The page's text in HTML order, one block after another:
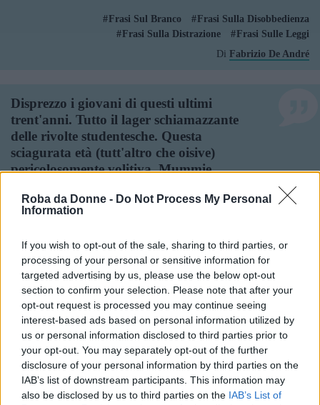
Roba da Donne - Do Not Process My Personal
Information
If you wish to opt-out of the sale, sharing to third parties, or
processing of your personal or sensitive information for
targeted advertising by us, please use the below opt-out
section to confirm your selection. Please note that after your
opt-out request is processed you may continue seeing
interest-based ads based on personal information utilized by
us or personal information disclosed to third parties prior to
your opt-out. You may separately opt-out of the further
disclosure of your personal information by third parties on the
IAB’s list of downstream participants. This information may
also be disclosed by us to third parties on the IAB’s List of
Frasi Sul Branco
Frasi Sulla Disobbedienza
Frasi Sulla Distrazione
Frasi Sulle Leggi
Di Fabrizio De André
Disprezzo i giovani di questi ultimi
trent'anni. Tutto il lager schiamazzante
delle rivolte studentesche. Questa
sciagurata età (tutt'altro che oisive)
pericolosomente volitiva. Mummie
di rivendicare e accattonare un
mutamento, una riforma o altro,
perpetua assemblea è il comfort della
bestialità del branco. Di giovinazzi e
giovinazze che, invece di sequestrare se
stessi, "desiderando" (è l'etimo di
"studio") e progettando in tutto privato,
s'illudono di "okkupare" una scuola
pubblica allo scopo cretinissimo di
conferirle "dignità" ed "efficacia"
innovativa.